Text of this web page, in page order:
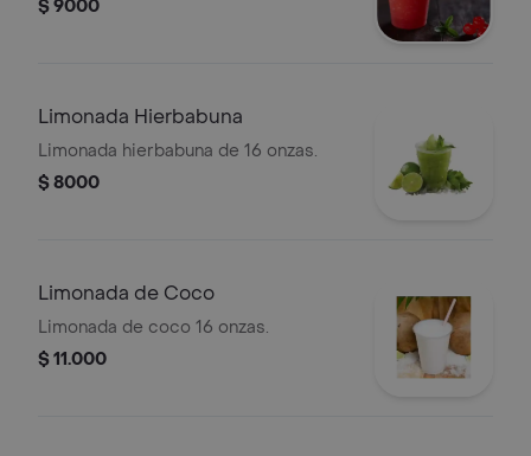
$ 9000
Limonada Hierbabuna
Limonada hierbabuna de 16 onzas.
$ 8000
Limonada de Coco
Limonada de coco 16 onzas.
$ 11.000